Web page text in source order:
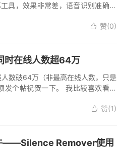
具，效果非常差，语音识别准确率
 赞(0)
时在线人数超64万
数破64万（非最高在线人数，只是
个帖祝贺一下。 我比较喜欢看动
 赞(1)
——Silence Remover使用